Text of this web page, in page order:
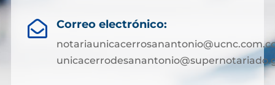
 Correo electrónico: